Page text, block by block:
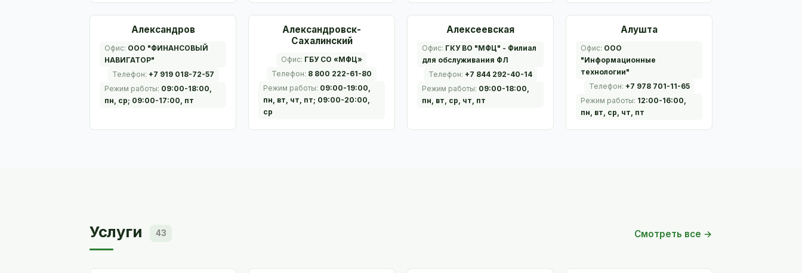
Александров
Офис: ООО "ФИНАНСОВЫЙ
НАВИГАТОР"
Телефон: +7 919 018-72-57
Режим работы: 09:00-18:00,
пн, ср; 09:00-17:00, пт
Александровск-
Сахалинский
Офис: ГБУ СО «МФЦ»
Телефон: 8 800 222-61-80
Режим работы: 09:00-19:00,
пн, вт, чт, пт; 09:00-20:00,
ср
Алексеевская
Офис: ГКУ ВО "МФЦ" - Филиал
для обслуживания ФЛ
Телефон: +7 844 292-40-14
Режим работы: 09:00-18:00,
пн, вт, ср, чт, пт
Алушта
Офис: ООО
"Информационные
технологии"
Телефон: +7 978 701-11-65
Режим работы: 12:00-16:00,
пн, вт, ср, чт, пт
Услуги 43 Смотреть все →